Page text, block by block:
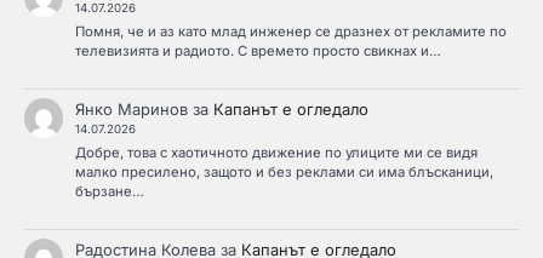
14.07.2026
Помня, че и аз като млад инженер се дразнех от рекламите по
телевизията и радиото. С времето просто свикнах и…
Янко Мариновза Капанът е огледало
14.07.2026
Добре, това с хаотичното движение по улиците ми се видя
малко пресилено, защото и без реклами си има блъсканици,
бързане…
Радостина Колеваза Капанът е огледало